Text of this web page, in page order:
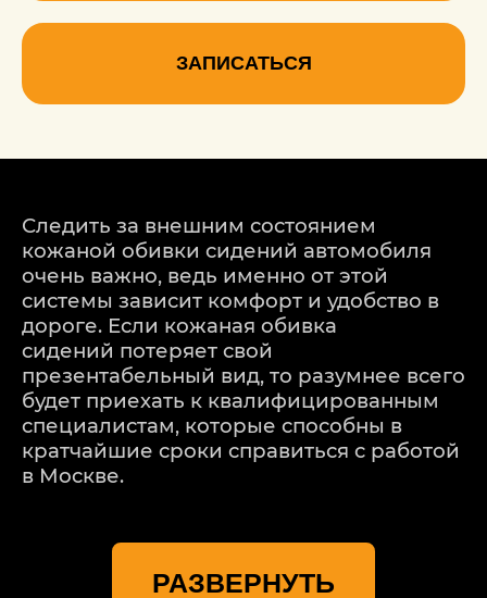
ЗАПИСАТЬСЯ
Следить за внешним состоянием
кожаной обивки сидений автомобиля
очень важно, ведь именно от этой
системы зависит комфорт и удобство в
дороге. Если кожаная обивка
сидений потеряет свой
презентабельный вид, то разумнее всего
будет приехать к квалифицированным
специалистам, которые способны в
кратчайшие сроки справиться с работой
в Москве.
недорогой прайс, то лучше техцентра
Skoda (Шкода) «Детейлингоф» не найти.
РАЗВЕРНУТЬ